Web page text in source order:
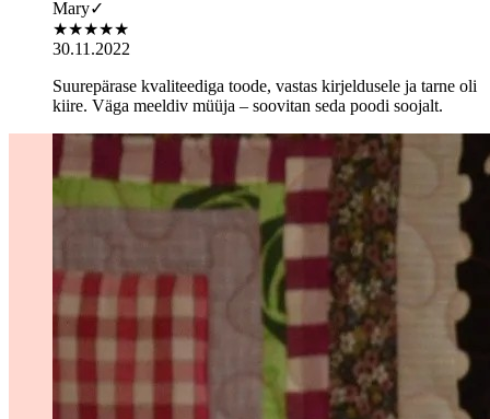
Mary✓
★★★★★
30.11.2022
Suurepärase kvaliteediga toode, vastas kirjeldusele ja tarne oli
kiire. Väga meeldiv müüja – soovitan seda poodi soojalt.